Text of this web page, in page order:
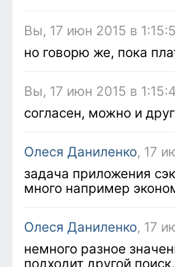
Вы, 17 июн 2015 в
но говорю же, пока
Вы, 17 июн 2015 в
согласен, можно и
Олеся Даниленко, 17
задача приложения
много например
Олеся Даниленко, 17
немного разное
подходит другой